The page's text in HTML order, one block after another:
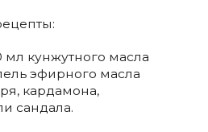
мл кунжутного масла
эфирного масла
кардамона,
сандала.